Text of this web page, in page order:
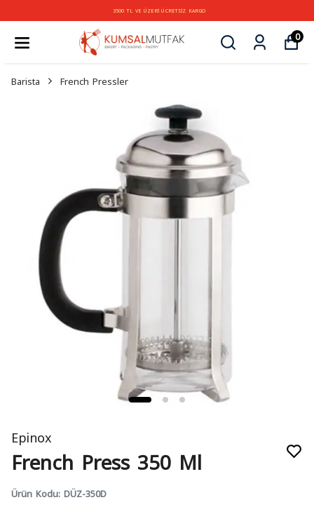
3500 TL VE ÜZERİ ÜCRETSİZ KARGO
0
Barista French Pressler
Epinox
French Press 350 Ml
Ürün Kodu: DÜZ-350D